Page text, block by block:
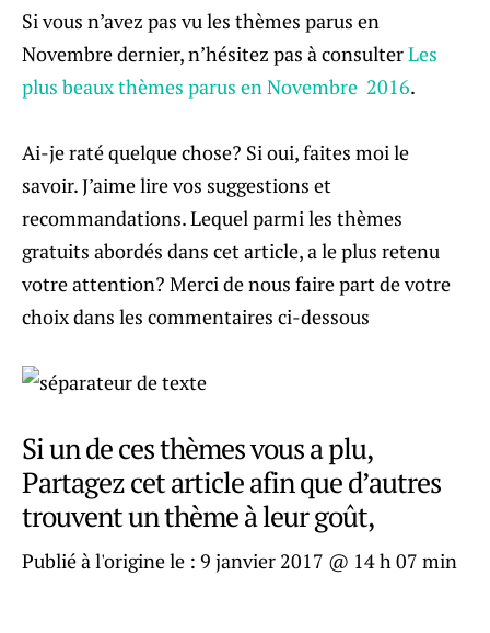
Si vous n’avez pas vu les thèmes parus en
Novembre dernier, n’hésitez pas à consulterLes
plus beaux thèmes parus en Novembre 2016.
Ai-je raté quelque chose? Si oui, faites moi le
savoir. J’aime lire vos suggestions et
recommandations. Lequel parmi les thèmes
gratuits abordés dans cet article, a le plus retenu
votre attention? Merci de nous faire part de votre
choix dans les commentaires ci-dessous
Si un de ces thèmes vous a plu,
Partagez cet article afin que d’autres
trouvent un thème à leur goût,
Publié à l'origine le : 9 janvier 2017 @ 14 h 07 min